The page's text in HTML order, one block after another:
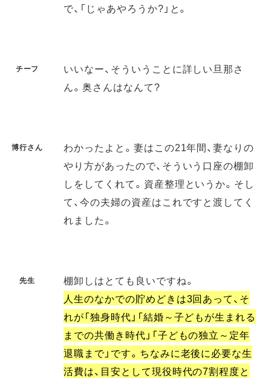
で、「じゃあやろうか?」と。
チーフ
いいなー、そういうことに詳しい旦那さ
ん。奥さんはなんて?
博行さん
わかったよと。妻はこの21年間、妻なりの
やり方があったので、そういう口座の棚卸
しをしてくれて。資産整理というか。そし
て、今の夫婦の資産はこれですと渡してく
れました。
先生
棚卸しはとても良いですね。
人生のなかでの貯めどきは3回あって、そ
れが「独身時代」「結婚～子どもが生まれる
までの共働き時代」「子どもの独立～定年
退職まで」です。ちなみに老後に必要な生
活費は、目安として現役時代の7割程度と